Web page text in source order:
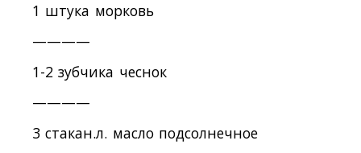
1 штука морковь
————
1-2 зубчика чеснок
————
3 стакан.л. масло подсолнечное